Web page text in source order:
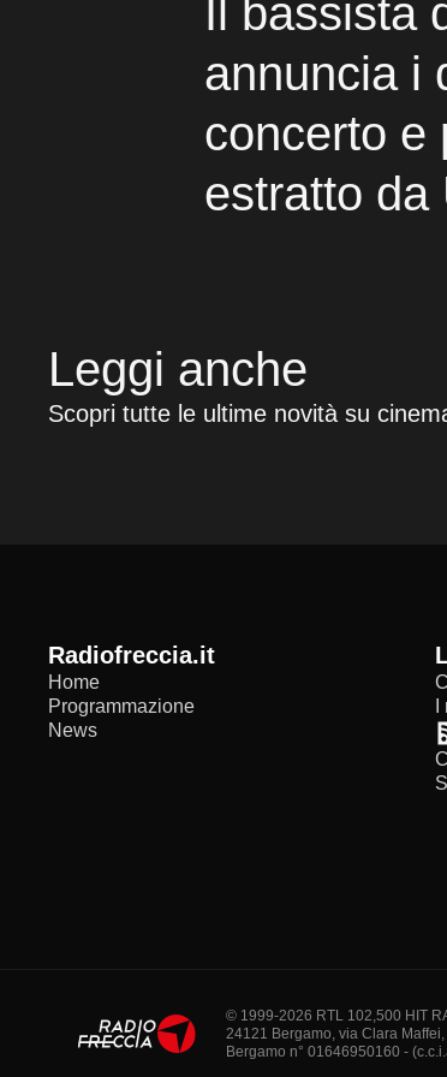
Il bassista
annuncia i
concerto e
estratto da
Leggi anche
Scopri tutte le ultime novità su
radiofreccia.it
Home
Programmazione
News
© 1999-2026 RTL 102,500 HIT
24121 Bergamo, via Clara Maffei,
Bergamo n° 01646950160 -